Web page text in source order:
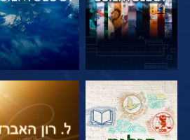
בדוק את הסדרה בדוק את הסדרה